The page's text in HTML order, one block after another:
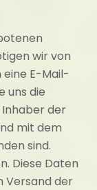
wir von
E-Mail-
uns die
der
mit dem
sind.
Diese Daten
Versand der